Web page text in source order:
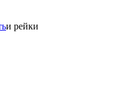
и рейки